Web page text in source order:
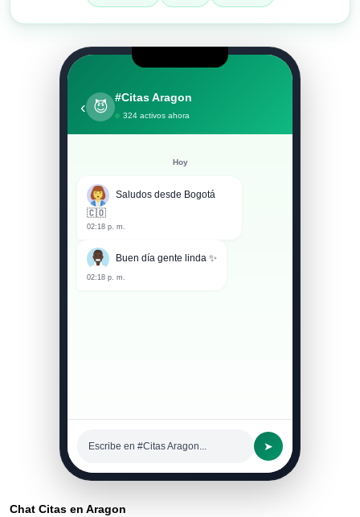
‹ 😈
#Citas Aragon
324 activos ahora
Hoy
Saludos desde Bogotá
🇨🇴
02:18 p. m.
Buen día gente linda ✨
02:18 p. m.
Escribe en #Citas Aragon... ➤
Chat Citas en Aragon